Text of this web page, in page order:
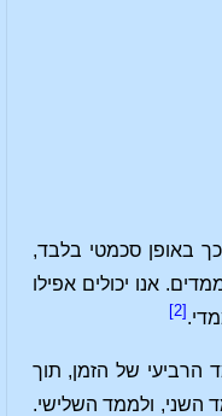
באופן סכמטי בלבד,
אנו יכולים אפילו
[2]
הרביעי של הזמן, תוך
השני, ולממד השלישי.